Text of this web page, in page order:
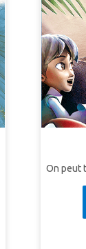
On peut